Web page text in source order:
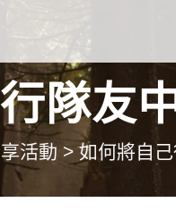
隊友
活動 > 如何將自